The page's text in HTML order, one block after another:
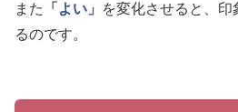
また 「よい」
を変化させると、
るのです。